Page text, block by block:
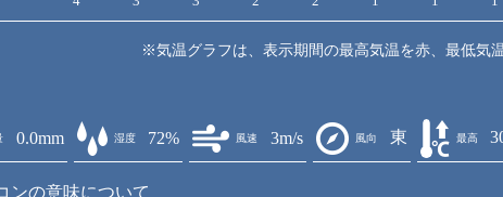
※気温グラフは、表示期間の最高気温を赤、最低気
0.0mm 湿度 72% 風速 3m/s 風向 東 最高
ンの意味について